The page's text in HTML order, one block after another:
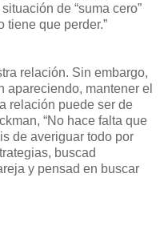
de “suma cero”
tiene que perder.”
relación. Sin embargo,
apareciendo, mantener el
relación puede ser de
“No hace falta que
de averiguar todo por
buscad
y pensad en buscar